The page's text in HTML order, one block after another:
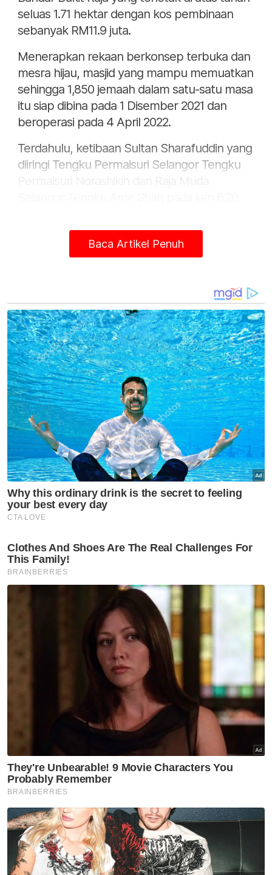
seluas 1.71 hektar dengan kos pembinaan
sebanyak RM11.9 juta.
Menerapkan rekaan berkonsep terbuka dan
mesra hijau, masjid yang mampu memuatkan
sehingga 1,850 jemaah dalam satu-satu masa
itu siap dibina pada 1 Disember 2021 dan
beroperasi pada 4 April 2022.
Terdahulu, ketibaan Sultan Sharafuddin yang
diiringi Tengku Permaisuri Selangor Tengku
Amirudin Shari serta Setiausaha Kerajaan
Negeri, Datuk Dr Ahmad Fadzli Ahmad
Baginda turut berkenan menyampaikan
sumbangan hari raya dengan jumlah
keseluruhan RM229,000 kepada 458 asnaf
terdiri daripada kategori fakir, miskin dan
menerima RM500.
Sementara itu, Pegawai Daerah Klang, Amri
Ismail dalam sembah ucapannya
memaklumkan sehingga 28 Februari lepas,
jumlah kutipan premium tanah dan permit
bagi Pejabat Daerah dan Tanah (PDT) Klang
mencecah RM119.7 juta iaitu 41 peratus
daripada jumlah kutipan yang disasarkan
kerajaan negeri bagi daerah itu.
"Sejumlah RM1.8 juta telah diperuntukkan
pada tahun ini bagi penganjuran pelbagai
program kemasyarakatan oleh PDT Klang
termasuk program bantuan kepada
golongan yang layak dan usahawan bagi
meningkatkan pendapatan, taraf hidup serta
membasmi kemiskinan,” katanya.
Artikel Berkaitan:
Sultan Selangor titah pantau ajaran sesat agar tidak
berulang
Baca Artikel Penuh